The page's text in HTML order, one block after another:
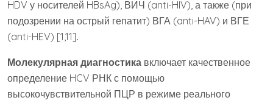
HDV у носителей HBsAg), ВИЧ (anti-HIV), а также (при
подозрении на острый гепатит) ВГА (anti-HAV) и ВГЕ
(anti-HEV) [1,11].
Молекулярная диагностика включает качественное
определение HCV РНК с помощью
высокочувствительной ПЦР в режиме реального